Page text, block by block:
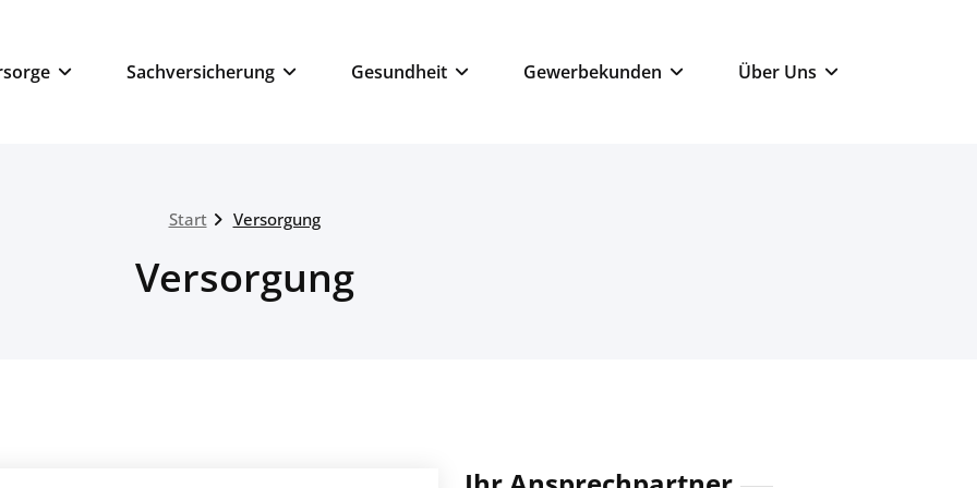
Sachversicherung Gesundheit Gewerbekunden Über Uns
Start Versorgung
Versorgung